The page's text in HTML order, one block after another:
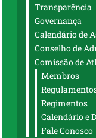
Transparência
Governança
Calendário de
Conselho de
Comissão de
Membros
Regimentos
Calendário e
Fale Conosco